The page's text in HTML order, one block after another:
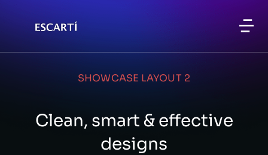
SHOWCASE LAYOUT 2
Clean, smart & effective
designs